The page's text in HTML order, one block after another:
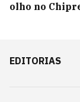
olho no
EDITORIAS